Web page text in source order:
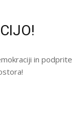
in podprite